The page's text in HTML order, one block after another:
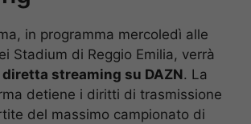
in programma mercoledì alle
Stadium di Reggio Emilia, verrà
diretta streaming su DAZN. La
detiene i diritti di trasmissione
del massimo campionato di